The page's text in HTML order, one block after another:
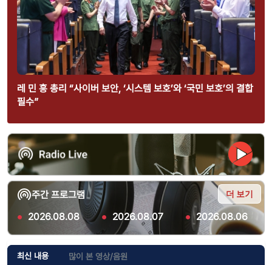
레 민 흥 총리 “사이버 보안, ‘시스템 보호’와 ‘국민 보호’의 결합
필수”
주간 프로그램 더 보기
● 2026.08.08 ● 2026.08.07 ● 2026.08.06
최신 내용 많이 본 영상/음원